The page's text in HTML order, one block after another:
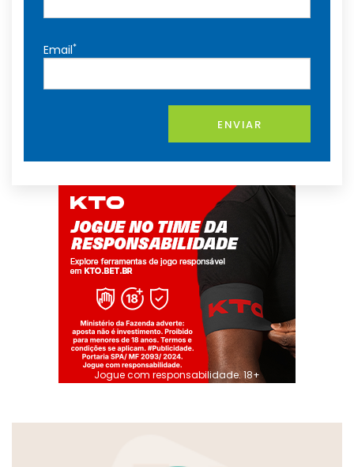
Email*
ENVIAR
Jogue com responsabilidade. 18+